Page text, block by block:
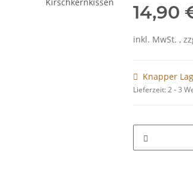
14,90
inkl. MwSt. ,
Knapper
Lieferzeit:2 - 3